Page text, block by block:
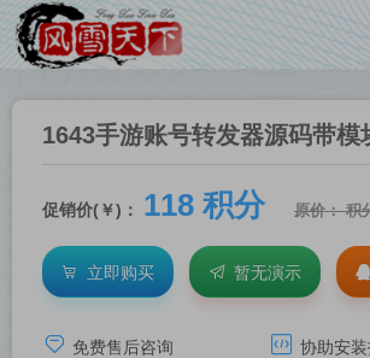
1643手游账号转发器源码带模
促销价(￥)： 118 积分 原价： 积
立即购买 暂无演示
免费售后咨询 协助安